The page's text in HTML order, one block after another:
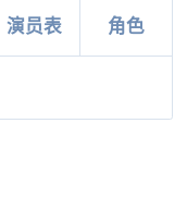
演员表 角色